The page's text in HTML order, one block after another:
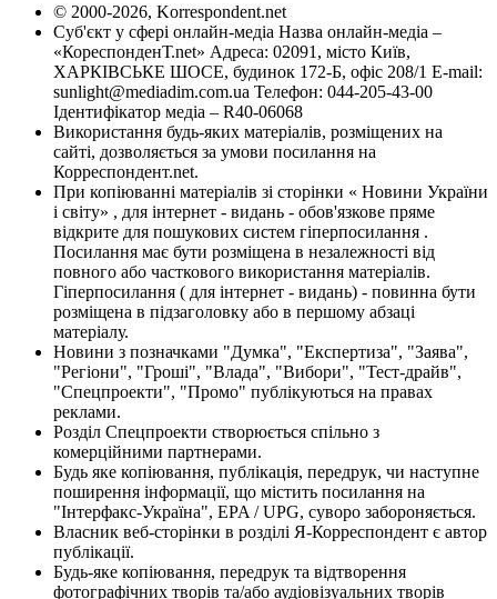
© 2000-2026, Korrespondent.net
Суб'єкт у сфері онлайн-медіа Назва онлайн-медіа –
«КореспонденТ.net» Адреса: 02091, місто Київ,
ХАРКІВСЬКЕ ШОСЕ, будинок 172-Б, офіс 208/1 E-mail:
sunlight@mediadim.com.ua Телефон: 044-205-43-00
Ідентифікатор медіа – R40-06068
Використання будь-яких матеріалів, розміщених на
сайті, дозволяється за умови посилання на
Корреспондент.net.
При копіюванні матеріалів зі сторінки « Новини України
і світу» , для інтернет - видань - обов'язкове пряме
відкрите для пошукових систем гіперпосилання .
Посилання має бути розміщена в незалежності від
повного або часткового використання матеріалів.
Гіперпосилання ( для інтернет - видань) - повинна бути
розміщена в підзаголовку або в першому абзаці
матеріалу.
Новини з позначками "Думка", "Експертиза", "Заява",
"Регіони", "Гроші", "Влада", "Вибори", "Тест-драйв",
"Спецпроекти", "Промо" публікуються на правах
реклами.
Розділ Спецпроекти створюється спільно з
комерційними партнерами.
Будь яке копіювання, публікація, передрук, чи наступне
поширення інформації, що містить посилання на
"Інтерфакс-Україна", EPA / UPG, суворо забороняється.
Власник веб-сторінки в розділі Я-Корреспондент є автор
публікації.
Будь-яке копіювання, передрук та відтворення
фотографічних творів та/або аудіовізуальних творів